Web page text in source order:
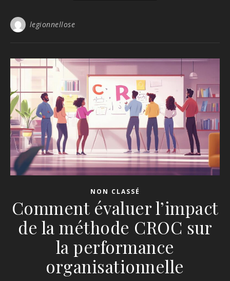
legionnellose
NON CLASSÉ
Comment évaluer l’impact
de la méthode CROC sur
la performance
organisationnelle